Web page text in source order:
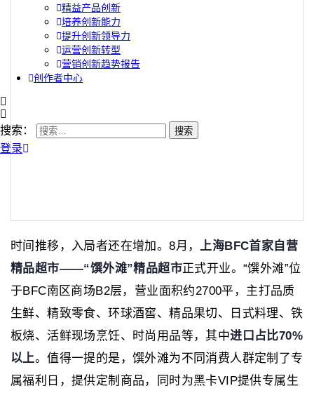
精益产品创新
培养创新能力
提升创新领导力
运营创新转型
营销创新趋势报告
创作者中心
搜索：
登录
时间推移，入局者还在增加。8月，
上海BFC首家自营
精品超市——“馔外滩”精品超市正式开业。“馔外滩”位
于BFC南区商场B2层，营业面积约2700平，主打品质
生鲜、精致零食、环球酒窖、精品果切、日式料理、铁
板烧、活鲜现场烹饪、时尚用品等，其中进口占比70%
以上。值得一提的是，馔外滩为不同消费人群定制了专
属福利日，提供定制商品，同时为黑卡VIP提供专属生